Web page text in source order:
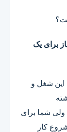
برای یک
این شغل و
ولی شما برای
کار